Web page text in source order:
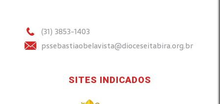
(31) 3853-1403
pssebastiaobelavista@dioceseitabira.org.br
SITES INDICADOS